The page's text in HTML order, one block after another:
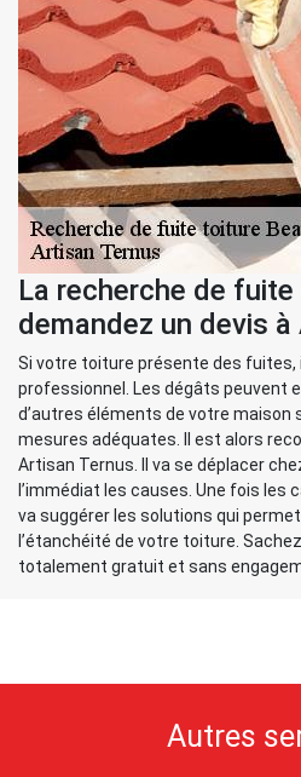
La recherche de
demandez un devis
Si votre toiture présente des fuites,
professionnel. Les dégâts peuvent
d’autres éléments de votre maison
mesures adéquates. Il est alors
Artisan Ternus. Il va se déplacer
l’immédiat les causes. Une fois les
va suggérer les solutions qui
l’étanchéité de votre toiture.
totalement gratuit et sans
Autres